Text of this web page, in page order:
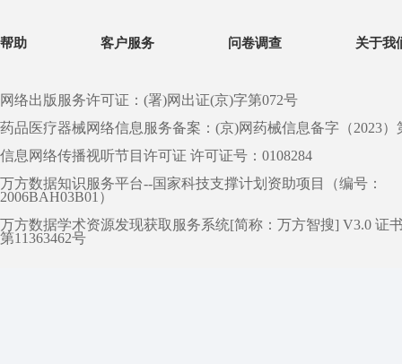
帮助 客户服务 问卷调查 关于我
网络出版服务许可证：(署)网出证(京)字第072号
药品医疗器械网络信息服务备案：(京)网药械信息备字（2023）
信息网络传播视听节目许可证 许可证号：0108284
万方数据知识服务平台--国家科技支撑计划资助项目（编号：
2006BAH03B01）
万方数据学术资源发现获取服务系统[简称：万方智搜] V3.0 证
第11363462号